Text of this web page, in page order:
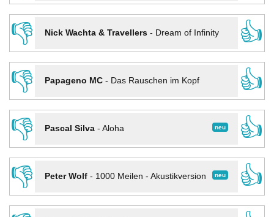
👎
Nick Wachta & Travellers- Dream of Infinity
👍
👎
Papageno MC- Das Rauschen im Kopf
👍
👎
neu
Pascal Silva- Aloha
👍
👎
neu
Peter Wolf- 1000 Meilen - Akustikversion
👍